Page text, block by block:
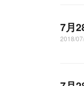
7月
2018/